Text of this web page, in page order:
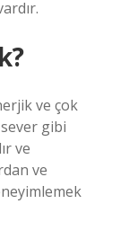
ve çok
gibi
ve
ve